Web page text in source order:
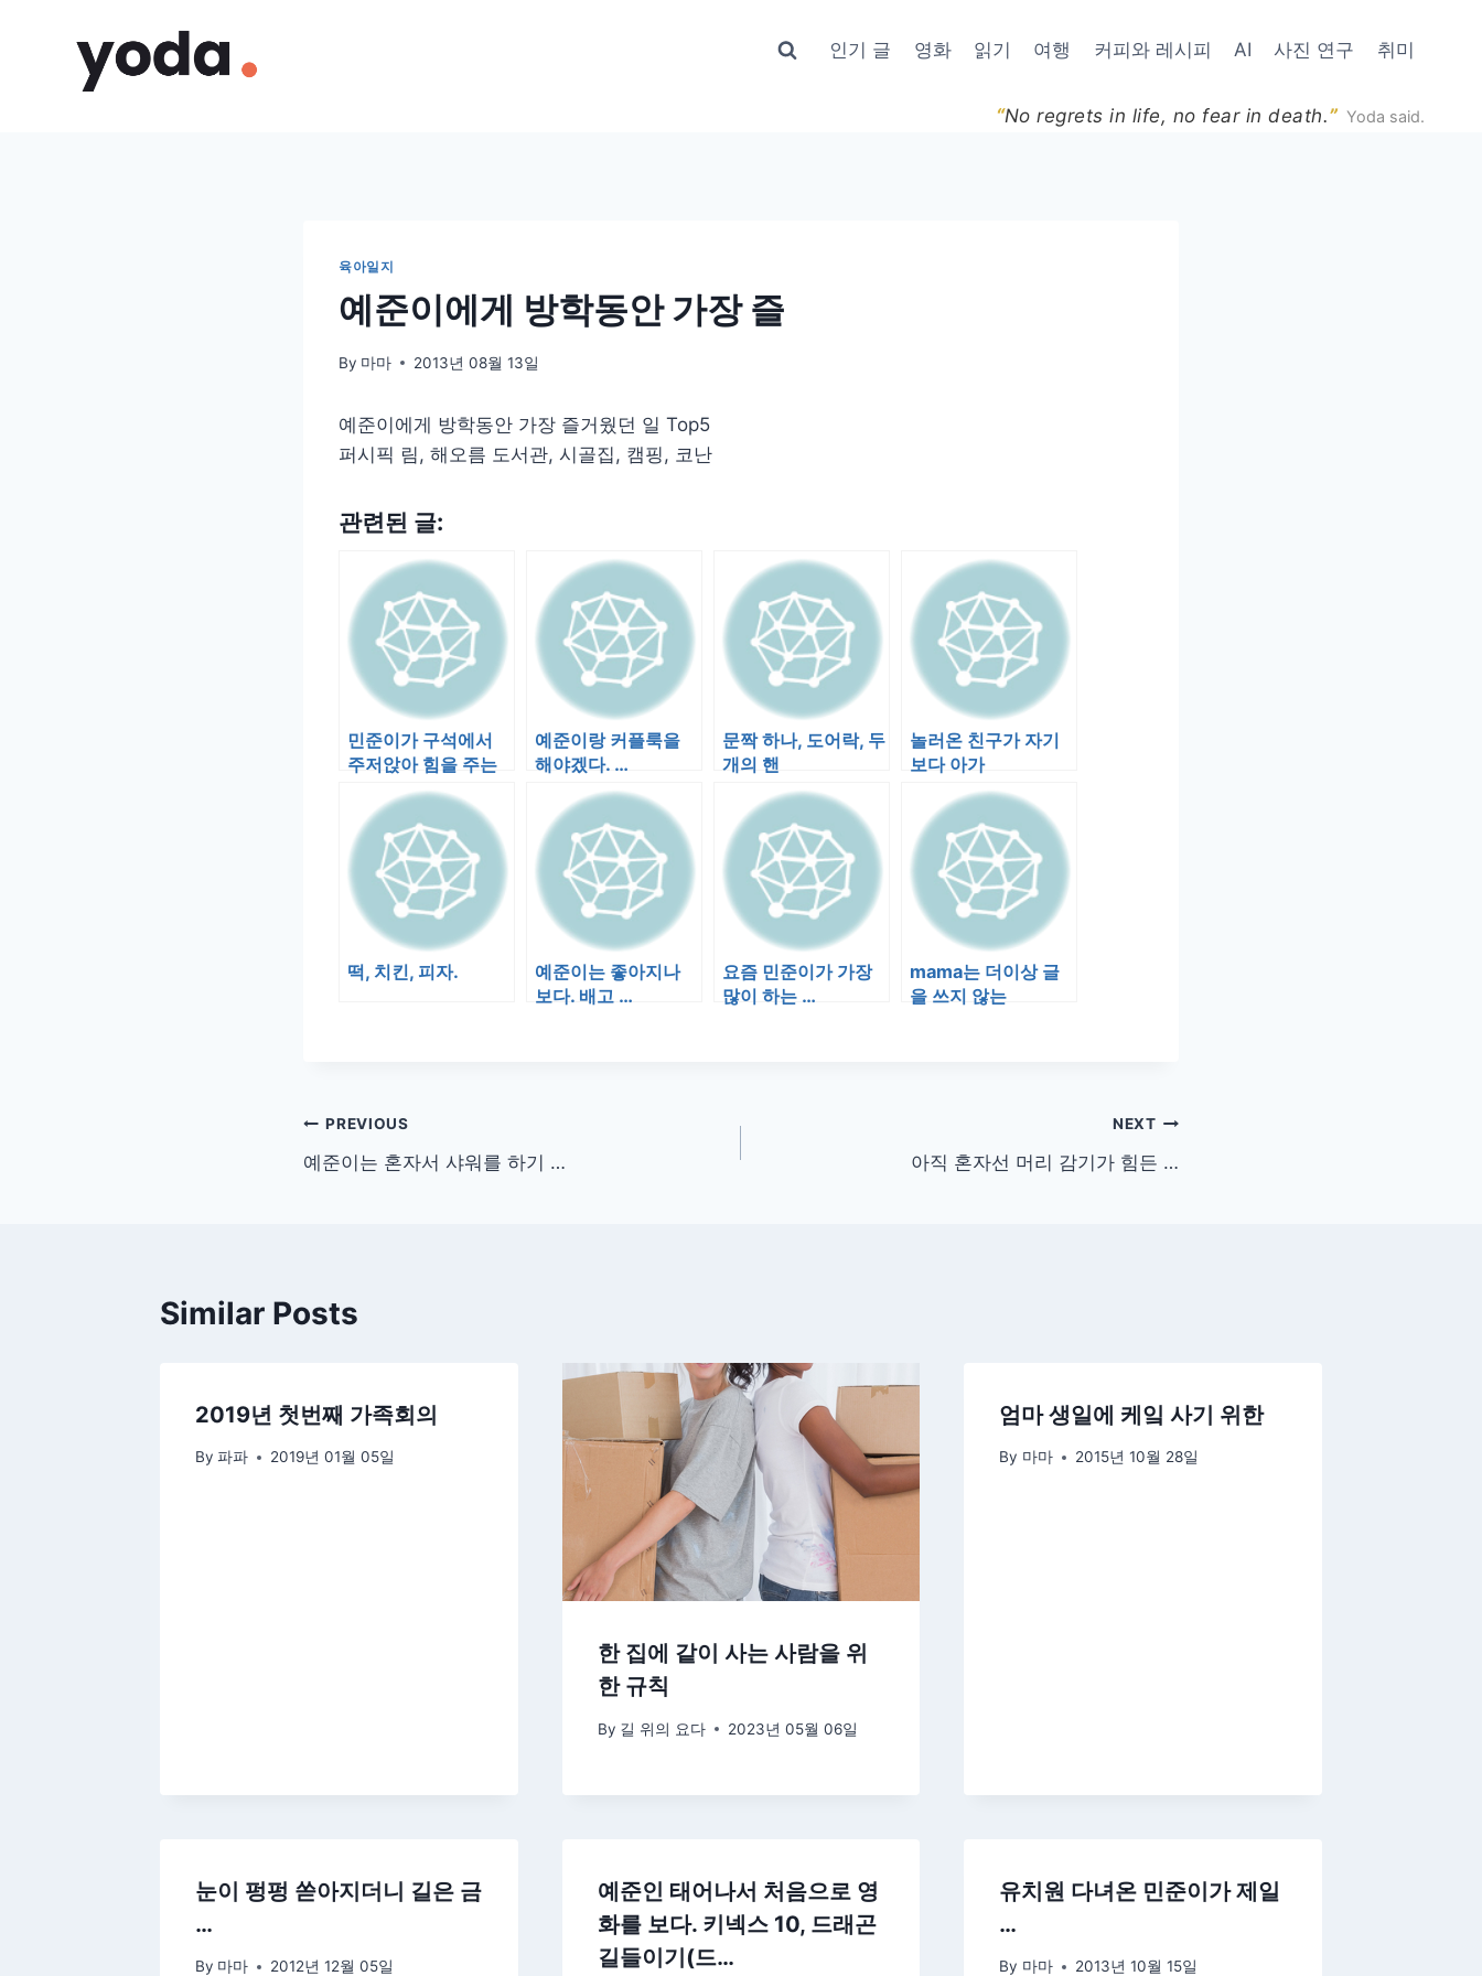
인기 글 영화 읽기 여행 커피와 레시피 AI 사진 연구 취미
“No regrets in life, no fear in death.” Yoda said.
육아일지
예준이에게 방학동안 가장 즐
By 마마 2013년 08월 13일
예준이에게 방학동안 가장 즐거웠던 일 Top5
퍼시픽 림, 해오름 도서관, 시골집, 캠핑, 코난
관련된 글:
민준이가 구석에서
주저앉아 힘을 주는
걸 보다 눈이 마주쳤
다. 민준이가 스…
예준이랑 커플룩을
해야겠다. …
문짝 하나, 도어락, 두
개의 핸
놀러온 친구가 자기
보다 아가
떡, 치킨, 피자.
예준이는 좋아지나
보다. 배고 …
요즘 민준이가 가장
많이 하는 …
mama는 더이상 글
을 쓰지 않는
글
탐
PREVIOUS
예준이는 혼자서 샤워를 하기 …
NEXT
아직 혼자선 머리 감기가 힘든 …
Similar Posts
2019년 첫번째 가족회의
By 파파 2019년 01월 05일
한 집에 같이 사는 사람을 위
한 규칙
By 길 위의 요다 2023년 05월 06일
엄마 생일에 케잌 사기 위한
By 마마 2015년 10월 28일
눈이 펑펑 쏟아지더니 길은 금
…
By 마마 2012년 12월 05일
예준인 태어나서 처음으로 영
화를 보다. 키넥스 10, 드래곤
길들이기(드…
유치원 다녀온 민준이가 제일
…
By 마마 2013년 10월 15일